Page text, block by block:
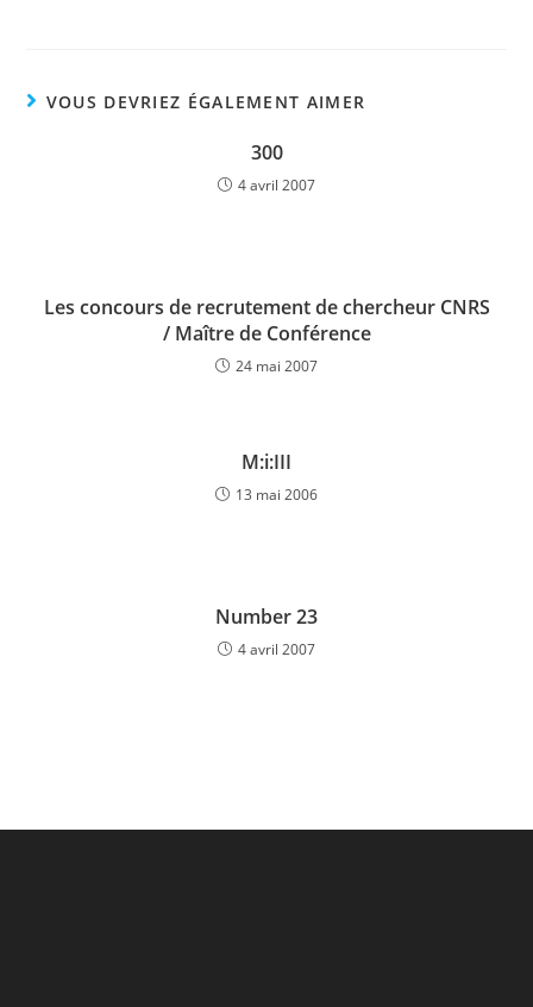
VOUS DEVRIEZ ÉGALEMENT AIMER
300
4 avril 2007
Les concours de recrutement de chercheur CNRS
/ Maître de Conférence
24 mai 2007
M:i:III
13 mai 2006
Number 23
4 avril 2007